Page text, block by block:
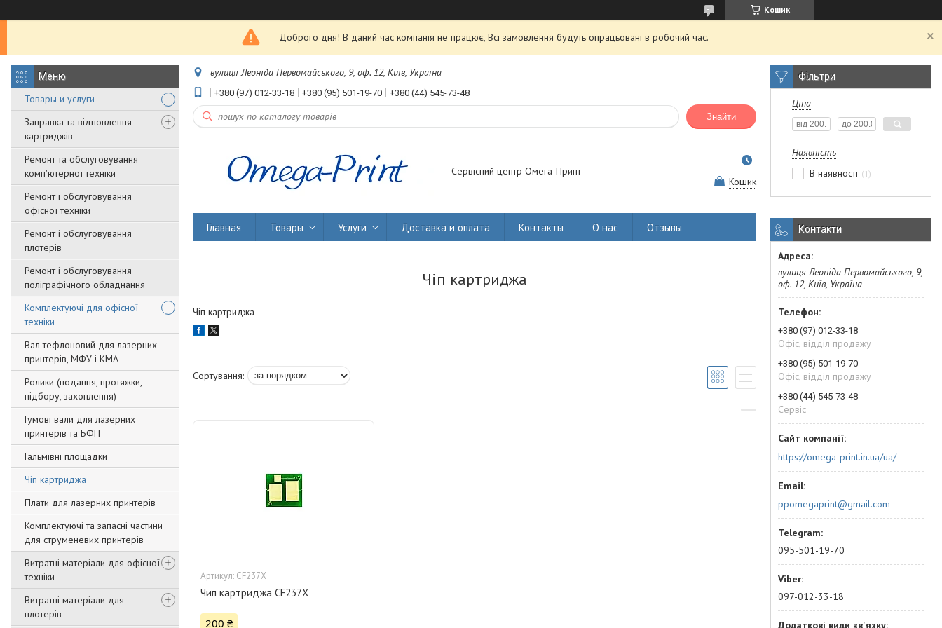
Кошик
Доброго дня! В даний час компанія не працює, Всі замовлення будуть опрацьовані в робочий час.
Товары и услуги
Заправка та відновлення
картриджів
Ремонт та обслуговування
комп'ютерної техніки
Ремонт і обслуговування
офісної техніки
Ремонт і обслуговування
плотерів
Ремонт і обслуговування
поліграфічного обладнання
Комплектуючі для офісної
техніки
Вал тефлоновий для лазерних
принтерів, МФУ і КМА
Ролики (подання, протяжки,
підбору, захоплення)
Гумові вали для лазерних
принтерів та БФП
Гальмівні площадки
Чіп картриджа
Плати для лазерних принтерів
Комплектуючі та запасні частини
для струменевих принтерів
Витратні матеріали для офісної
техніки
Витратні матеріали для
плотерів
вулиця Леоніда Первомайського, 9, оф. 12, Київ, Україна
+380 (97) 012-33-18 +380 (95) 501-19-70 +380 (44) 545-73-48
Знайти
Сервісний центр Омега-Принт
Кошик
Главная Товары Услуги Доставка и оплата Контакты О нас Отзывы
Чіп картриджа
Чіп картриджа
CF237X
Чип картриджа CF237X
200 ₴
Фільтри
Ціна
Наявність
В наявності
1
Контакти
вулиця Леоніда Первомайського, 9,
оф. 12, Київ, Україна
+380 (97) 012-33-18
Офіс, відділ продажу
+380 (95) 501-19-70
Офіс, відділ продажу
+380 (44) 545-73-48
Сервіс
https://omega-print.in.ua/ua/
ppomegaprint@gmail.com
095-501-19-70
097-012-33-18